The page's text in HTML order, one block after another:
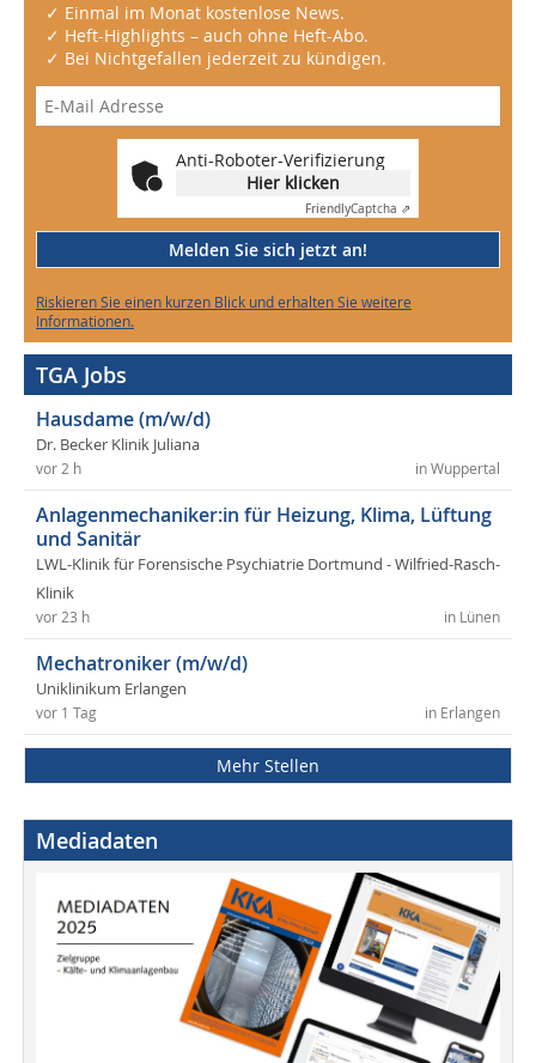
✓ Einmal im Monat kostenlose News.
✓ Heft-Highlights – auch ohne Heft-Abo.
✓ Bei Nichtgefallen jederzeit zu kündigen.
Anti-Roboter-Verifizierung
Hier klicken
FriendlyCaptcha ⇗
Melden Sie sich jetzt an!
Riskieren Sie einen kurzen Blick und erhalten Sie weitere
Informationen.
TGA Jobs
Hausdame (m/w/d)
Dr. Becker Klinik Juliana
in Wuppertal
vor 2 h
Anlagenmechaniker:in für Heizung, Klima, Lüftung
und Sanitär
LWL-Klinik für Forensische Psychiatrie Dortmund - Wilfried-Rasch-
Klinik
in Lünen
vor 23 h
Mechatroniker (m/w/d)
Uniklinikum Erlangen
in Erlangen
vor 1 Tag
Mehr Stellen
Mediadaten